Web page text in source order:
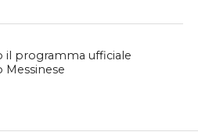
il programma ufficiale
Messinese